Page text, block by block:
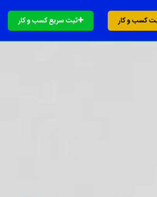
کسب و کار ثبت سریع کسب و کار